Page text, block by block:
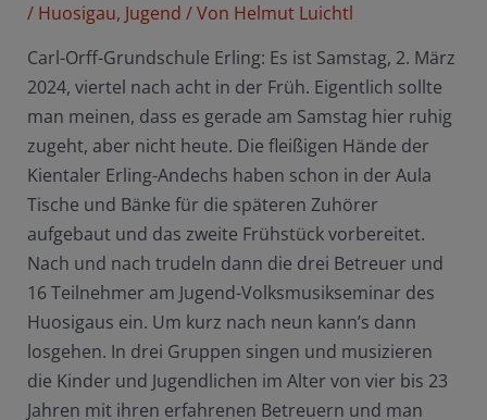
/ Huosigau, Jugend / Von Helmut Luichtl
Carl-Orff-Grundschule Erling: Es ist Samstag, 2. März
2024, viertel nach acht in der Früh. Eigentlich sollte
man meinen, dass es gerade am Samstag hier ruhig
zugeht, aber nicht heute. Die fleißigen Hände der
Kientaler Erling-Andechs haben schon in der Aula
Tische und Bänke für die späteren Zuhörer
aufgebaut und das zweite Frühstück vorbereitet.
Nach und nach trudeln dann die drei Betreuer und
16 Teilnehmer am Jugend-Volksmusikseminar des
Huosigaus ein. Um kurz nach neun kann’s dann
losgehen. In drei Gruppen singen und musizieren
die Kinder und Jugendlichen im Alter von vier bis 23
Jahren mit ihren erfahrenen Betreuern und man